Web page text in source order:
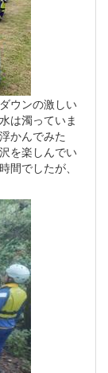
ウンの激しい
は濁っていま
かんでみた
を楽しんでい
間でしたが、